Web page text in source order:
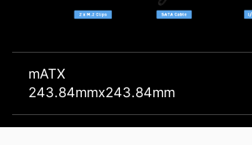
mATX
243.84mmx243.84mm